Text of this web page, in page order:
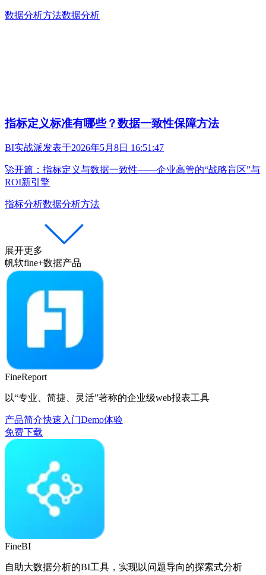
数据分析方法数据分析
指标定义标准有哪些？数据一致性保障方法
BI实战派发表于2026年5月8日 16:51:47
🚀开篇：指标定义与数据一致性——企业高管的“战略盲区”与
ROI新引擎
指标分析数据分析方法
展开更多
帆软fine+数据产品
FineReport
以“专业、简捷、灵活”著称的企业级web报表工具
产品简介快速入门Demo体验
免费下载
FineBI
自助大数据分析的BI工具，实现以问题导向的探索式分析